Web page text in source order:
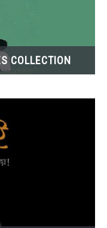
COLLECTION